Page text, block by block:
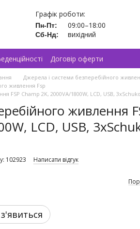
Графік роботи:
Пн-Пт: 09:00–18:00
Сб-Нд: вихідний
Договір оферти
Джерела і системи безперебійного
живлення Fsp
FSP Champ 2K, 2000VA/1800W, LCD, USB,
живлення
LCD, USB,
102923 Написати відгук